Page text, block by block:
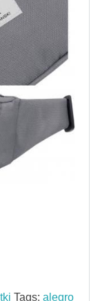
Tags: alegro